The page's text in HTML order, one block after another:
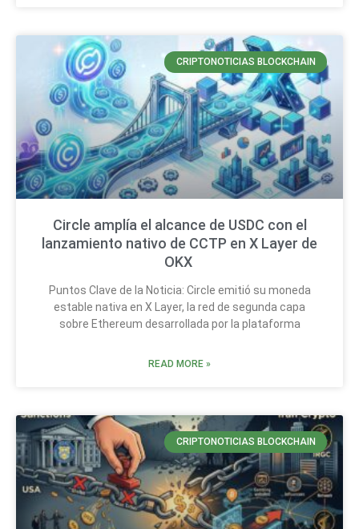
CRIPTONOTICIAS BLOCKCHAIN
Circle amplía el alcance de USDC con el
lanzamiento nativo de CCTP en X Layer de
OKX
Puntos Clave de la Noticia: Circle emitió su moneda
estable nativa en X Layer, la red de segunda capa
sobre Ethereum desarrollada por la plataforma
READ MORE »
CRIPTONOTICIAS BLOCKCHAIN